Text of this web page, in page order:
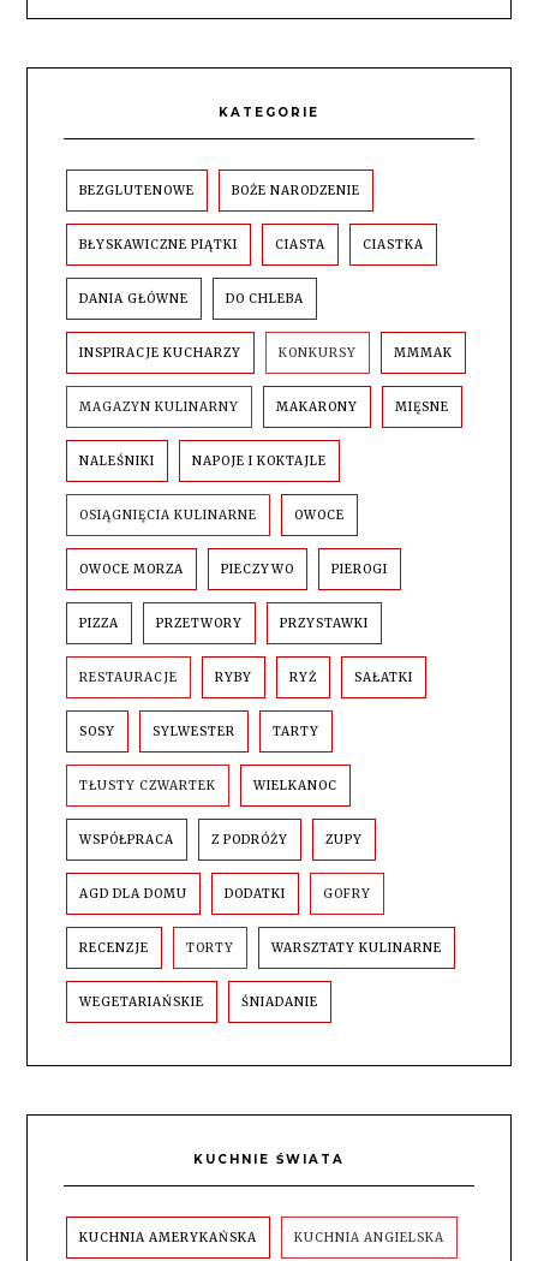
KATEGORIE
BEZGLUTENOWE BOŻE NARODZENIE
BŁYSKAWICZNE PIĄTKI CIASTA CIASTKA
DANIA GŁÓWNE DO CHLEBA
INSPIRACJE KUCHARZY KONKURSY MMMAK
MAGAZYN KULINARNY MAKARONY MIĘSNE
NALEŚNIKI NAPOJE I KOKTAJLE
OSIĄGNIĘCIA KULINARNE OWOCE
OWOCE MORZA PIECZYWO PIEROGI
PIZZA PRZETWORY PRZYSTAWKI
RESTAURACJE RYBY RYŻ SAŁATKI
SOSY SYLWESTER TARTY
TŁUSTY CZWARTEK WIELKANOC
WSPÓŁPRACA Z PODRÓŻY ZUPY
AGD DLA DOMU DODATKI GOFRY
RECENZJE TORTY WARSZTATY KULINARNE
WEGETARIAŃSKIE ŚNIADANIE
KUCHNIE ŚWIATA
KUCHNIA AMERYKAŃSKA KUCHNIA ANGIELSKA